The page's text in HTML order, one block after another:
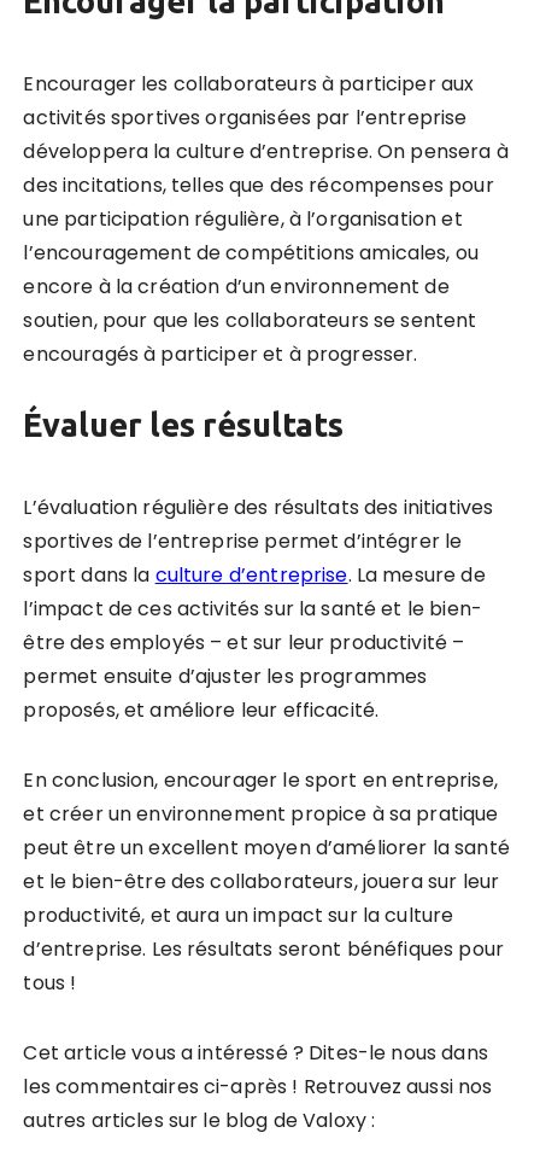
Encourager les collaborateurs à participer aux
activités sportives organisées par l’entreprise
développera la culture d’entreprise. On pensera à
des incitations, telles que des récompenses pour
une participation régulière, à l’organisation et
l’encouragement de compétitions amicales, ou
encore à la création d’un environnement de
soutien, pour que les collaborateurs se sentent
encouragés à participer et à progresser.
Évaluer les résultats
L’évaluation régulière des résultats des initiatives
sportives de l’entreprise permet d’intégrer le
sport dans la culture d’entreprise. La mesure de
l’impact de ces activités sur la santé et le bien-
être des employés – et sur leur productivité –
permet ensuite d’ajuster les programmes
proposés, et améliore leur efficacité.
En conclusion, encourager le sport en entreprise,
et créer un environnement propice à sa pratique
peut être un excellent moyen d’améliorer la santé
et le bien-être des collaborateurs, jouera sur leur
productivité, et aura un impact sur la culture
d’entreprise. Les résultats seront bénéfiques pour
tous !
Cet article vous a intéressé ? Dites-le nous dans
les commentaires ci-après ! Retrouvez aussi nos
autres articles sur le blog de Valoxy :